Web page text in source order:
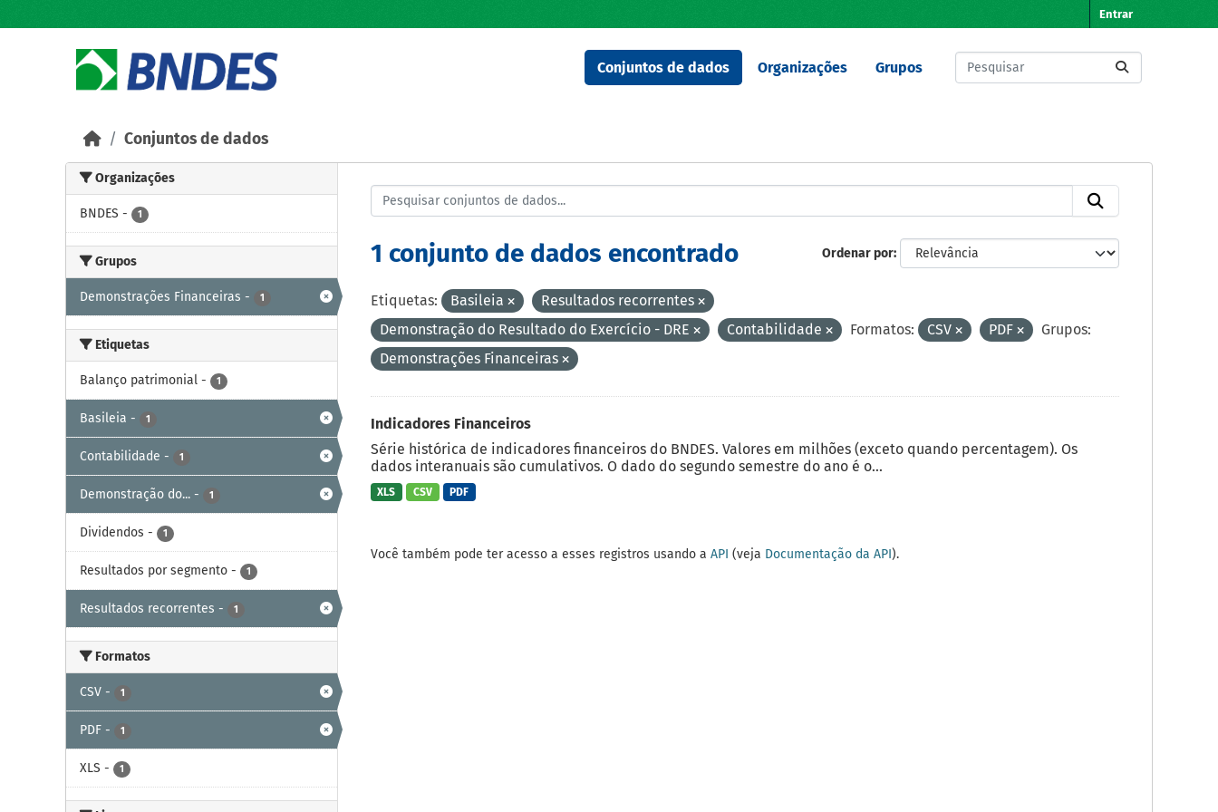
Entrar
Conjuntos de dados Organizações Grupos
Conjuntos de dados
Organizações
BNDES - 1
Grupos
Demonstrações Financeiras - 1
Etiquetas
Balanço patrimonial - 1
Basileia - 1
Contabilidade - 1
Demonstração do... - 1
Dividendos - 1
Resultados por segmento - 1
Resultados recorrentes - 1
Formatos
CSV - 1
PDF - 1
XLS - 1
Ordenar por
1 conjunto de dados encontrado
Etiquetas: Basileia
Resultados recorrentes
Demonstração do Resultado do Exercício - DRE
Contabilidade Formatos: CSV PDF
Grupos:
Demonstrações Financeiras
Indicadores Financeiros
Série histórica de indicadores financeiros do BNDES. Valores em milhões (exceto quando percentagem). Os
dados interanuais são cumulativos. O dado do segundo semestre do ano é o...
XLS CSV PDF
Você também pode ter acesso a esses registros usando a API (veja Documentação da API).